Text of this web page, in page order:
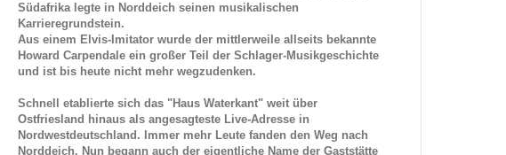
Südafrika legte in Norddeich seinen musikalischen
Karrieregrundstein.
Aus einem Elvis-Imitator wurde der mittlerweile allseits bekannte
Howard Carpendale ein großer Teil der Schlager-Musikgeschichte
und ist bis heute nicht mehr wegzudenken.
Schnell etablierte sich das "Haus Waterkant" weit über
Ostfriesland hinaus als angesagteste Live-Adresse in
Nordwestdeutschland. Immer mehr Leute fanden den Weg nach
Norddeich. Nun begann auch der eigentliche Name der Gaststätte